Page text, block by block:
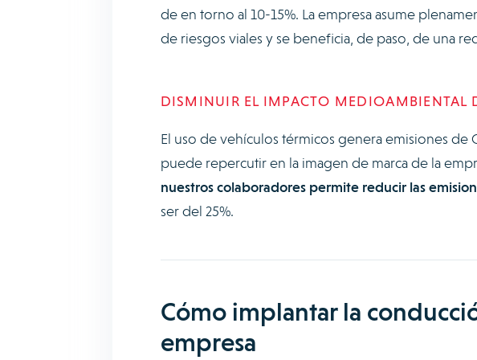
de en torno al 10-15%. La empresa asume
de riesgos viales y se beneficia, de paso, de una
DISMINUIR EL IMPACTO MEDIOAMBIENTAL
El uso de vehículos térmicos genera emisiones de
puede repercutir en la imagen de marca de la
nuestros colaboradores permite reducir las
ser del 25%.
Cómo implantar la
empresa